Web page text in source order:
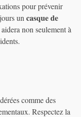
pour prévenir
un casque de
non seulement à
comme des
Respectez la